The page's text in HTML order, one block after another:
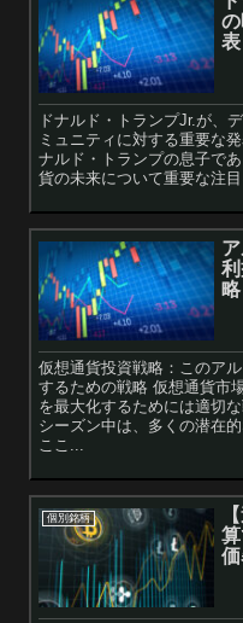
ドナルド・トランプJr.が、
ミュニティに対する重要な
ナルド・トランプの息子で
貨の未来について重要な注
略
仮想通貨投資戦略：このア
するための戦略 仮想通貨市
を最大化するためには適切
シーズン中は、多くの潜在
ここ...
個別銘柄